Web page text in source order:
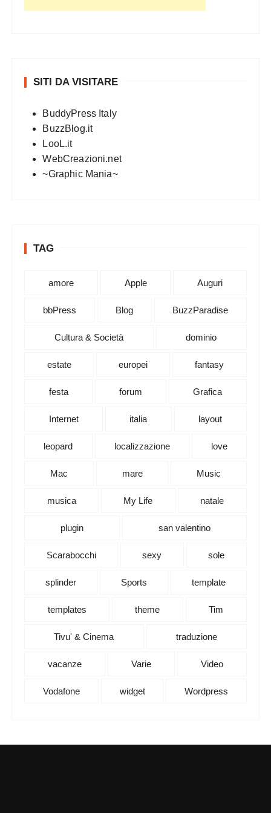
SITI DA VISITARE
BuddyPress Italy
BuzzBlog.it
LooL.it
WebCreazioni.net
~Graphic Mania~
TAG
amore Apple Auguri
bbPress Blog BuzzParadise
Cultura & Società dominio
estate europei fantasy
festa forum Grafica
Internet italia layout
leopard localizzazione love
Mac mare Music
musica My Life natale
plugin san valentino
Scarabocchi sexy sole
splinder Sports template
templates theme Tim
Tivu' & Cinema traduzione
vacanze Varie Video
Vodafone widget Wordpress